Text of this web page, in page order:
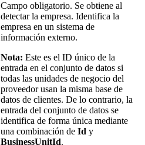
Campo obligatorio. Se obtiene al
detectar la empresa. Identifica la
empresa en un sistema de
información externo.
Nota: Este es el ID único de la
entrada en el conjunto de datos si
todas las unidades de negocio del
proveedor usan la misma base de
datos de clientes. De lo contrario, la
entrada del conjunto de datos se
identifica de forma única mediante
una combinación de Id y
BusinessUnitId.